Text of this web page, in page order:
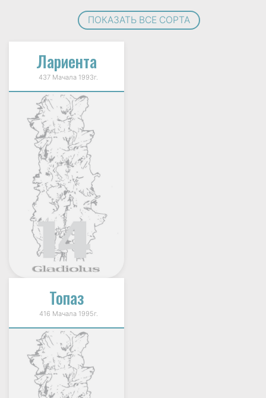
ПОКАЗАТЬ ВСЕ СОРТА
Лариента
437 Мачала 1993г.
Топаз
416 Мачала 1995г.